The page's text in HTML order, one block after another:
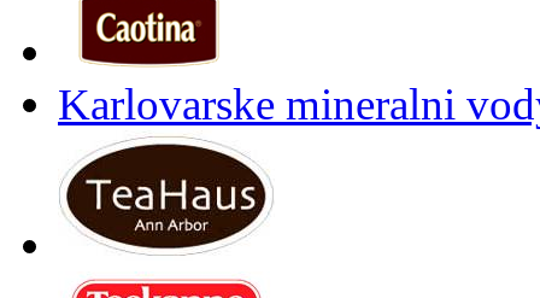
Karlovarske mineralni